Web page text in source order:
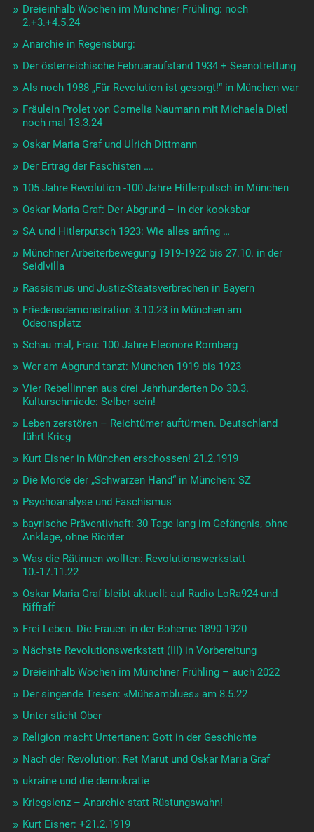
Dreieinhalb Wochen im Münchner Frühling: noch
2.+3.+4.5.24
Anarchie in Regensburg:
Der österreichische Februaraufstand 1934 + Seenotrettung
Als noch 1988 „Für Revolution ist gesorgt!“ in München war
Fräulein Prolet von Cornelia Naumann mit Michaela Dietl
noch mal 13.3.24
Oskar Maria Graf und Ulrich Dittmann
Der Ertrag der Faschisten ….
105 Jahre Revolution -100 Jahre Hitlerputsch in München
Oskar Maria Graf: Der Abgrund – in der kooksbar
SA und Hitlerputsch 1923: Wie alles anfing …
Münchner Arbeiterbewegung 1919-1922 bis 27.10. in der
Seidlvilla
Rassismus und Justiz-Staatsverbrechen in Bayern
Friedensdemonstration 3.10.23 in München am
Odeonsplatz
Schau mal, Frau: 100 Jahre Eleonore Romberg
Wer am Abgrund tanzt: München 1919 bis 1923
Vier Rebellinnen aus drei Jahrhunderten Do 30.3.
Kulturschmiede: Selber sein!
Leben zerstören – Reichtümer auftürmen. Deutschland
führt Krieg
Kurt Eisner in München erschossen! 21.2.1919
Die Morde der „Schwarzen Hand“ in München: SZ
Psychoanalyse und Faschismus
bayrische Präventivhaft: 30 Tage lang im Gefängnis, ohne
Anklage, ohne Richter
Was die Rätinnen wollten: Revolutionswerkstatt
10.-17.11.22
Oskar Maria Graf bleibt aktuell: auf Radio LoRa924 und
Riffraff
Frei Leben. Die Frauen in der Boheme 1890-1920
Nächste Revolutionswerkstatt (III) in Vorbereitung
Dreieinhalb Wochen im Münchner Frühling – auch 2022
Der singende Tresen: «Mühsamblues» am 8.5.22
Unter sticht Ober
Religion macht Untertanen: Gott in der Geschichte
Nach der Revolution: Ret Marut und Oskar Maria Graf
ukraine und die demokratie
Kriegslenz – Anarchie statt Rüstungswahn!
Kurt Eisner: +21.2.1919